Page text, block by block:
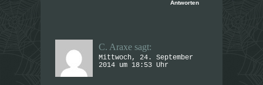
Antworten
C. Araxe sagt:
Mittwoch, 24. September
2014 um 18:53 Uhr